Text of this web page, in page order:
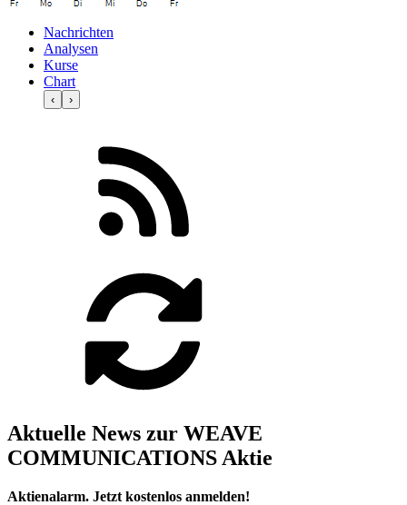
Nachrichten
Analysen
Kurse
Chart
‹ ›
Aktuelle News zur WEAVE
COMMUNICATIONS Aktie
Aktienalarm. Jetzt kostenlos anmelden!